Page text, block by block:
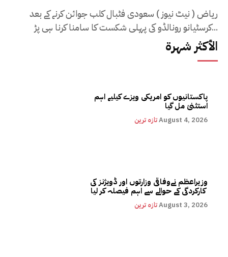
ریاض ( نیٹ نیوز ) سعودی فٹبال کلب جوائن کرنے کے بعد
کرسٹیانو رونالڈو کی پہلی شکست کا سامنا کرنا ہی پڑ...
الأكثر شهرة
پاکستانیوں کو امریکی ویزے کیلیے اہم
استثنیٰ مل گیا
تازہ ترینAugust 4, 2026
وزیراعظم نےوفاقی وزارتوں اور ڈویژنز کی
کارکردگی کے حوالے سے اہم فیصلہ کر لیا
تازہ ترینAugust 3, 2026